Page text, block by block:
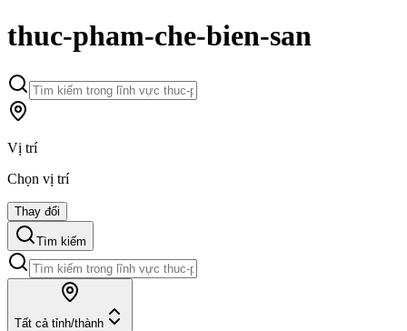
thuc-pham-che-bien-san
Vị trí
Chọn vị trí
Thay đổi
Tìm kiếm
Tất cả tỉnh/thành